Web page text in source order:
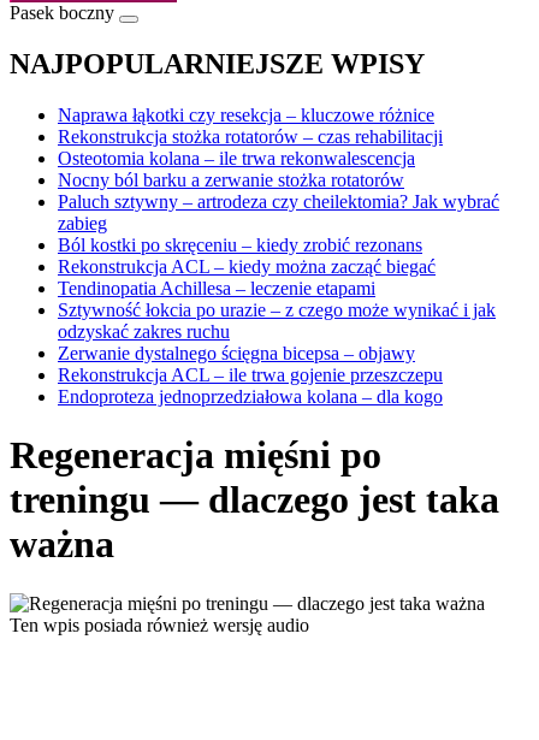
Pasek boczny
NAJPOPULARNIEJSZE WPISY
Naprawa łąkotki czy resekcja – kluczowe różnice
Rekonstrukcja stożka rotatorów – czas rehabilitacji
Osteotomia kolana – ile trwa rekonwalescencja
Nocny ból barku a zerwanie stożka rotatorów
Paluch sztywny – artrodeza czy cheilektomia? Jak wybrać
zabieg
Ból kostki po skręceniu – kiedy zrobić rezonans
Rekonstrukcja ACL – kiedy można zacząć biegać
Tendinopatia Achillesa – leczenie etapami
Sztywność łokcia po urazie – z czego może wynikać i jak
odzyskać zakres ruchu
Zerwanie dystalnego ścięgna bicepsa – objawy
Rekonstrukcja ACL – ile trwa gojenie przeszczepu
Endoproteza jednoprzedziałowa kolana – dla kogo
Regeneracja mięśni po
treningu — dlaczego jest taka
ważna
Ten wpis posiada również wersję audio